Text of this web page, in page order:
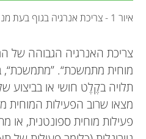
איור 1 - צריכת אנרגיה בגוף בעת מנוחה [
צריכת האנרגיה הגבוהה של
מוחית מתמשכת“.
תלויה בקֶלֶט חושי או בביצוע
מצאו שרוב הפעילות המוחית
פעילות מוחית ספונטנית, או